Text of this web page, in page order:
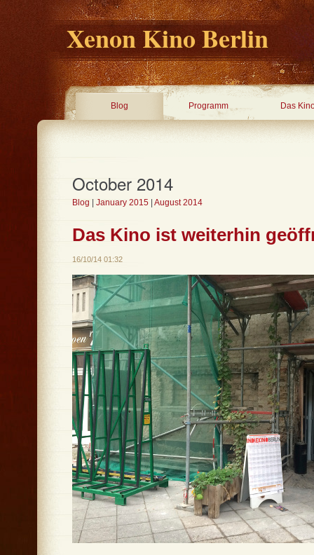
Xenon Kino Berlin
Blog Programm Das
October 2014
Blog January 2015 August 2014
Das Kino ist weiterhin
16/10/14 01:32